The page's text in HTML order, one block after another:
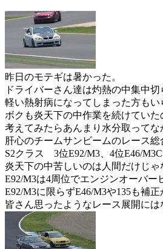
昨日のモテギは暑かった。
ドライバーさん達は灼熱の中集中
軽い熱射病になってしまった方もい
ボクも炎天下の中作業を続けてい
考えてみたらあんまり水分取って
肝心のチームサンビームのレース
S2クラス 3位E92/M3、4位E46/
炎天下の中苦しいのは人間だけじゃ
E92/M3は4周位でエンジンオーバー
E92/M3に限らずE46/M3や135も補正
皆さん思ったようなレース展開には